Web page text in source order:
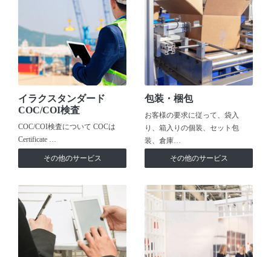
イラクスタンダード
COC/COI検査
COC/COI検査について COCは
Certificate …
その他のサービス
包装・梱包
お客様の要求に従って、袋入
り、箱入りの個装、セット包
装、倉庫…
その他のサービス